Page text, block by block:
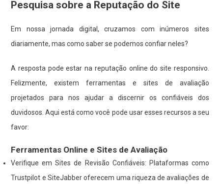
Pesquisa sobre a Reputação do Site
Em nossa jornada digital, cruzamos com inúmeros sites
diariamente, mas como saber se podemos confiar neles?
A resposta pode estar na reputação online do site responsivo.
Felizmente, existem ferramentas e sites de avaliação
projetados para nos ajudar a discernir os confiáveis dos
duvidosos. Aqui está como você pode usar esses recursos a seu
favor:
Ferramentas Online e Sites de Avaliação
Verifique em Sites de Revisão Confiáveis: Plataformas como
Trustpilot e SiteJabber oferecem uma riqueza de avaliações de